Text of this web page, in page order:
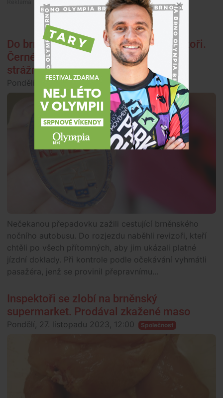
Premium
Do brněnského rozjezdu naběhli revizoři.
Černého pasažéra ztrestali až díky
strážníkům
Pondělí, 27. listopadu 2023, 14:00 Krimi
Nečekanou přepadovku zažili cestující brněnského
nočního autobusu. Do rozjezdu naběhli revizoři, kteří
chtěli po všech přítomných, aby jim ukázali platné
jízdní doklady. Při kontrole podle očekávání vyhmátli
pasažéra, jenž se provinil přepravnímu...
Inspektoři se zlobí na brněnský
supermarket. Prodával zkažené maso
Pondělí, 27. listopadu 2023, 12:00 Společnost